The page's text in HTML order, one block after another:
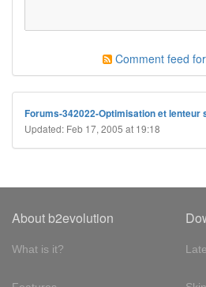
Comment feed
Forums-342022-Optimisation et lenteur
Updated: Feb 17, 2005 at 19:18
About b2evolution
What is it?